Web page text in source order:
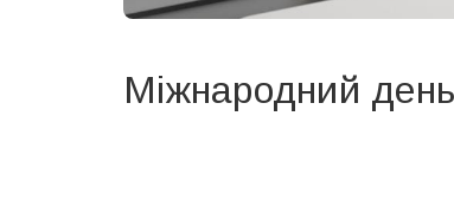
Міжнародний день